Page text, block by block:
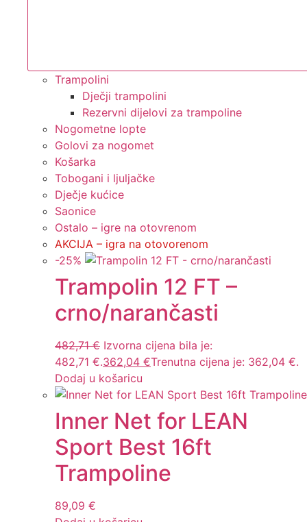
Trampolini
Dječji trampolini
Rezervni dijelovi za trampoline
Nogometne lopte
Golovi za nogomet
Košarka
Tobogani i ljuljačke
Dječje kućice
Saonice
Ostalo – igre na otovrenom
AKCIJA – igra na otovorenom
-25%
Trampolin 12 FT –
crno/narančasti
482,71€ Izvorna cijena bila je:
482,71 €.362,04 €Trenutna cijena je: 362,04 €.
Dodaj u košaricu
Inner Net for LEAN
Sport Best 16ft
Trampoline
89,09 €